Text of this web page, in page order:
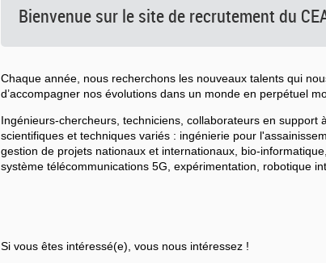
Bienvenue sur le site de recrutement du
Chaque année, nous recherchons les nouveaux talents qui
d’accompagner nos évolutions dans un monde en perpétuel
Ingénieurs-chercheurs, techniciens, collaborateurs en
scientifiques et techniques variés : ingénierie pour
gestion de projets nationaux et internationaux, bio-
système télécommunications 5G, expérimentation, robotique
Si vous êtes intéressé(e), vous nous intéressez !